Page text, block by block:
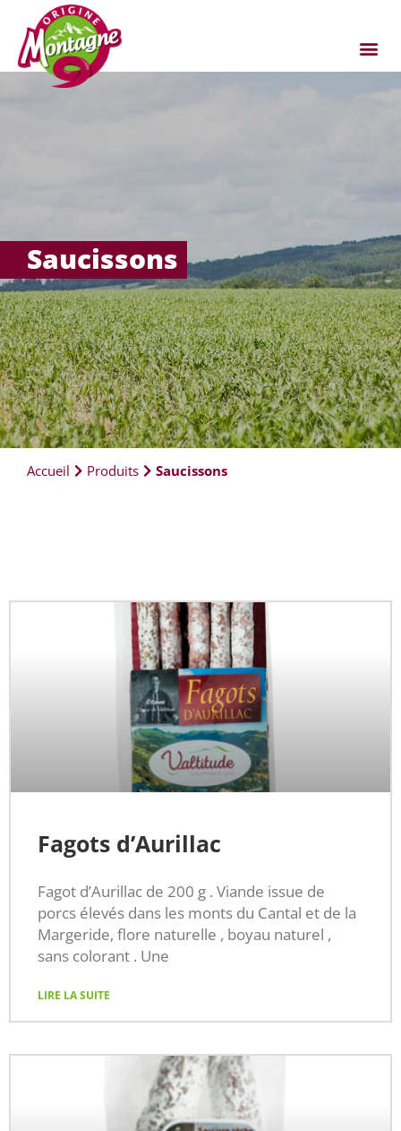
Saucissons
Accueil Produits Saucissons
Fagots d’Aurillac
Fagot d’Aurillac de 200 g . Viande issue de
porcs élevés dans les monts du Cantal et de la
Margeride, flore naturelle , boyau naturel ,
sans colorant . Une
LIRE LA SUITE